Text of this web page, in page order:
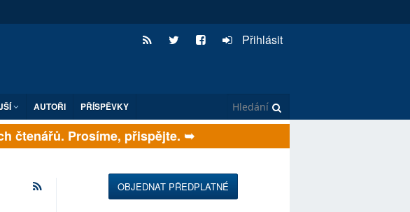
Přihlásit
AUTOŘI PŘÍSPĚVKY
Prosíme, přispějte. ➥
OBJEDNAT PŘEDPLATNÉ